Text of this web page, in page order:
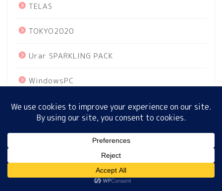
TELAS
TOKYO2020
Urar SPARKLING PACK
WindowsPC
あさイチ
お土産 プロフィール サイトマップ